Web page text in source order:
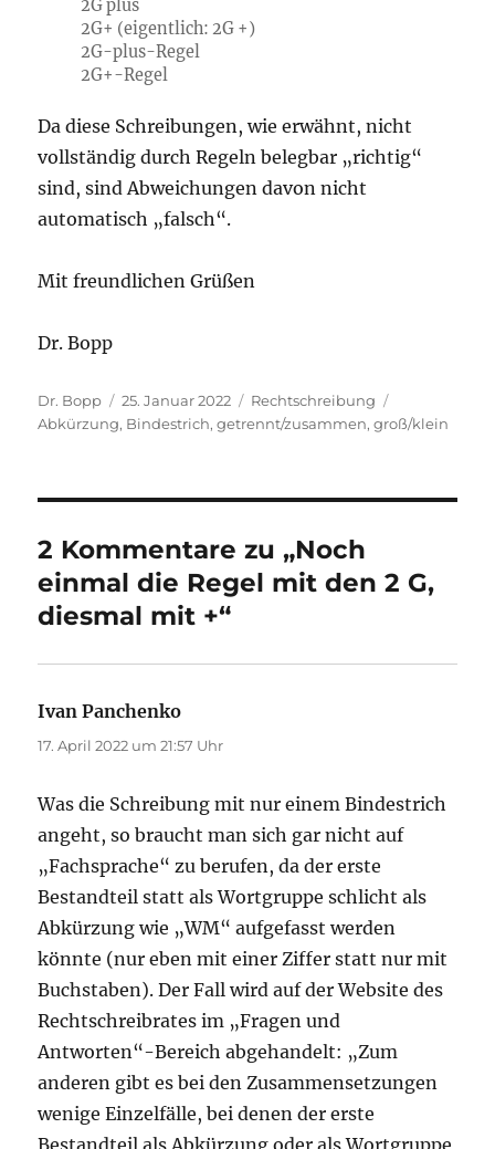
2G plus
2G+ (eigentlich: 2G +)
2G-plus-Regel
2G+-Regel
Da diese Schreibungen, wie erwähnt, nicht
vollständig durch Regeln belegbar „richtig“
sind, sind Abweichungen davon nicht
automatisch „falsch“.
Mit freundlichen Grüßen
Dr. Bopp
Autor
Dr. Bopp
Veröffentlicht
am
25. Januar 2022 Kategorien
Rechtschreibung
Abkürzung, Bindestrich,getrennt/zusammen,groß/klein
2 Kommentare zu „Noch
einmal die Regel mit den 2 G,
diesmal mit +“
Ivan Panchenko
17. April 2022 um 21:57 Uhr
Was die Schreibung mit nur einem Bindestrich
angeht, so braucht man sich gar nicht auf
„Fachsprache“ zu berufen, da der erste
Bestandteil statt als Wortgruppe schlicht als
Abkürzung wie „WM“ aufgefasst werden
könnte (nur eben mit einer Ziffer statt nur mit
Buchstaben). Der Fall wird auf der Website des
Rechtschreibrates im „Fragen und
Antworten“-Bereich abgehandelt: „Zum
anderen gibt es bei den Zusammensetzungen
wenige Einzelfälle, bei denen der erste
Bestandteil als Abkürzung oder als Wortgruppe